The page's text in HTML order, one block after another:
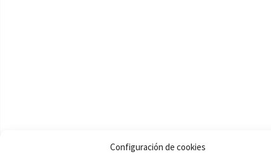
Configuración de cookies